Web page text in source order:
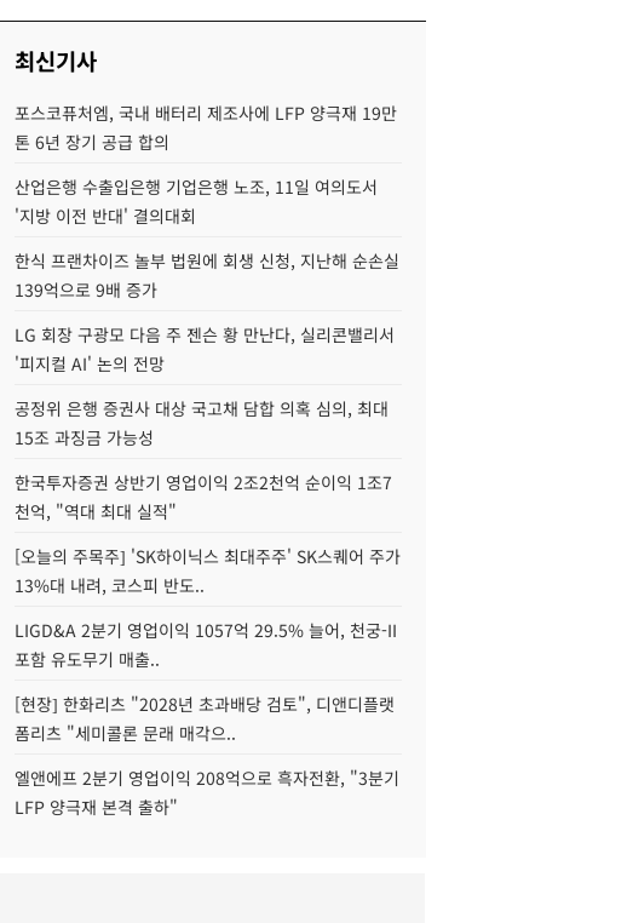
최신기사
포스코퓨처엠, 국내 배터리 제조사에 LFP 양극재 19만
톤 6년 장기 공급 합의
산업은행 수출입은행 기업은행 노조, 11일 여의도서
'지방 이전 반대' 결의대회
한식 프랜차이즈 놀부 법원에 회생 신청, 지난해 순손실
139억으로 9배 증가
LG 회장 구광모 다음 주 젠슨 황 만난다, 실리콘밸리서
'피지컬 AI' 논의 전망
공정위 은행 증권사 대상 국고채 담합 의혹 심의, 최대
15조 과징금 가능성
한국투자증권 상반기 영업이익 2조2천억 순이익 1조7
천억, "역대 최대 실적"
[오늘의 주목주] 'SK하이닉스 최대주주' SK스퀘어 주가
13%대 내려, 코스피 반도..
LIGD&A 2분기 영업이익 1057억 29.5% 늘어, 천궁-II
포함 유도무기 매출..
[현장] 한화리츠 "2028년 초과배당 검토", 디앤디플랫
폼리츠 "세미콜론 문래 매각으..
엘앤에프 2분기 영업이익 208억으로 흑자전환, "3분기
LFP 양극재 본격 출하"